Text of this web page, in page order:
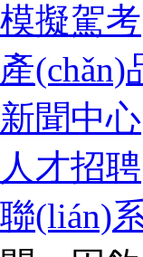
模擬駕考
產(chǎn)
新聞中心
人才招聘
聯(lián)